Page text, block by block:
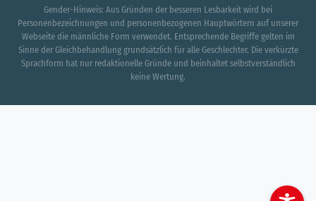
Gender-Hinweis: Aus Gründen der besseren Lesbarkeit wird bei
Personenbezeichnungen und personenbezogenen Hauptwörtern auf unserer
Webseite die männliche Form verwendet. Entsprechende Begriffe gelten im
Sinne der Gleichbehandlung grundsätzlich für alle Geschlechter. Die verkürzte
Sprachform hat nur redaktionelle Gründe und beinhaltet selbstverständlich
keine Wertung.